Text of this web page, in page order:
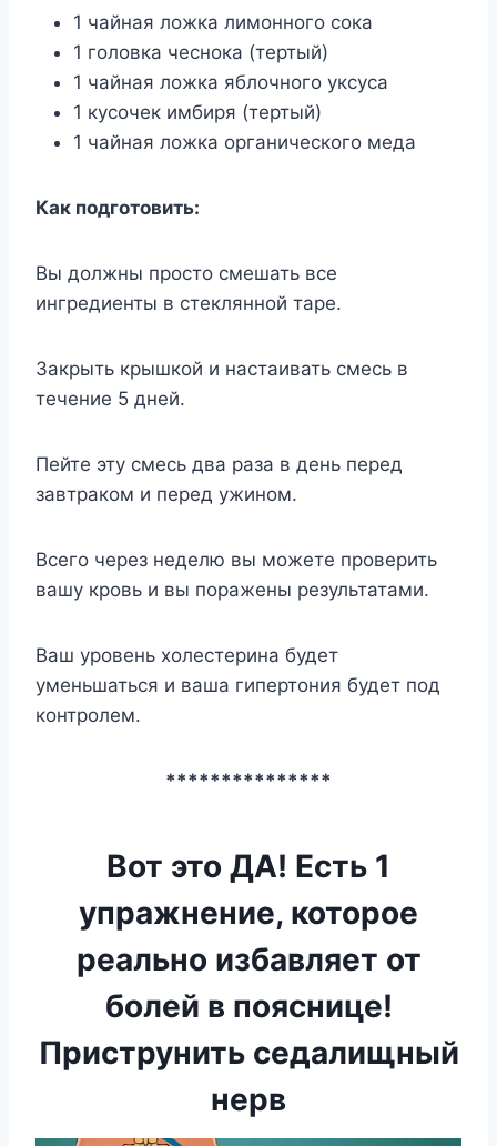
1 чайная ложка лимонного сока
1 головка чеснока (тертый)
1 чайная ложка яблочного уксуса
1 кусочек имбиря (тертый)
1 чайная ложка органического меда
Как подготовить:
Вы должны просто смешать все
ингредиенты в стеклянной таре.
Закрыть крышкой и настаивать смесь в
течение 5 дней.
Пейте эту смесь два раза в день перед
завтраком и перед ужином.
Всего через неделю вы можете проверить
вашу кровь и вы поражены результатами.
Ваш уровень холестерина будет
уменьшаться и ваша гипертония будет под
контролем.
***************
Вот это ДА! Есть 1
упражнение, которое
реально избавляет от
болей в пояснице!
Приструнить седалищный
нерв